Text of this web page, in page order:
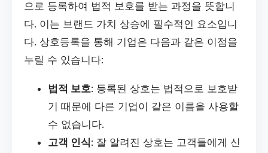
으로 등록하여 법적 보호를 받는 과정을 뜻합니
다. 이는 브랜드 가치 상승에 필수적인 요소입니
다. 상호등록을 통해 기업은 다음과 같은 이점을
누릴 수 있습니다:
법적 보호: 등록된 상호는 법적으로 보호받
기 때문에 다른 기업이 같은 이름을 사용할
수 없습니다.
고객 인식: 잘 알려진 상호는 고객들에게 신